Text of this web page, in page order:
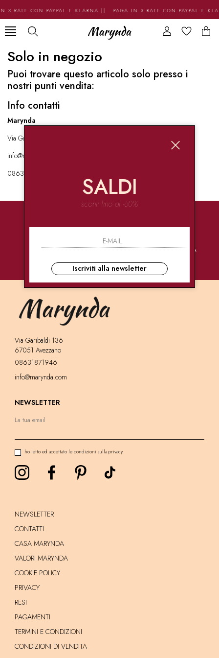
3 RATE CON PAYPAL E KLARNA || PAGA IN 3 RATE CON PAYPAL E
Solo in negozio
Puoi trovare questo articolo solo presso i
nostri punti vendita:
Info contatti
Marynda
Via Garibaldi 136 67051 Avezzano
info@marynda.com
08631871946
PAGAMENTI
CONSEGNE
ULTRA RAPIDE
ASSISTENZA
Via Garibaldi 136
67051 Avezzano
08631871946
info@marynda.com
NEWSLETTER
ho letto ed accettato le condizioni sulla privacy.
NEWSLETTER
CONTATTI
CASA MARYNDA
VALORI MARYNDA
COOKIE POLICY
PRIVACY
RESI
PAGAMENTI
TERMINI E CONDIZIONI
CONDIZIONI DI VENDITA
SALDI
sconti fino al -60%
Iscriviti alla newsletter